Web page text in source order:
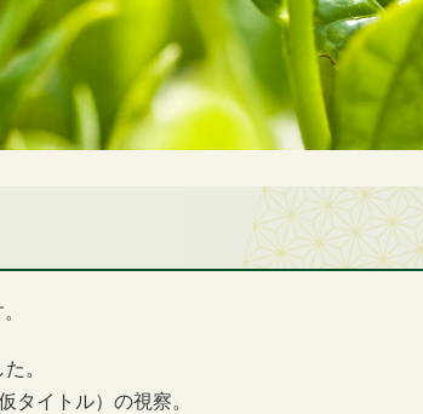
。
タイトル）の視察。